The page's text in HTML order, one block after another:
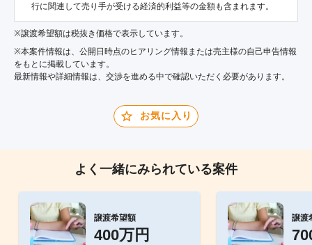
行に関連して売り手が受ける経済的利益等の金額も含まれます。
※譲渡希望額は税抜き価格で表示しています。
※本案件情報は、公開日時点のヒアリング情報または売主様の自己申告情報
をもとに掲載しています。
最新情報や詳細情報は、交渉を進める中で確認いただく必要があります。
お気に入り
よく一緒にみられている案件
譲渡希望額
400万円
譲渡